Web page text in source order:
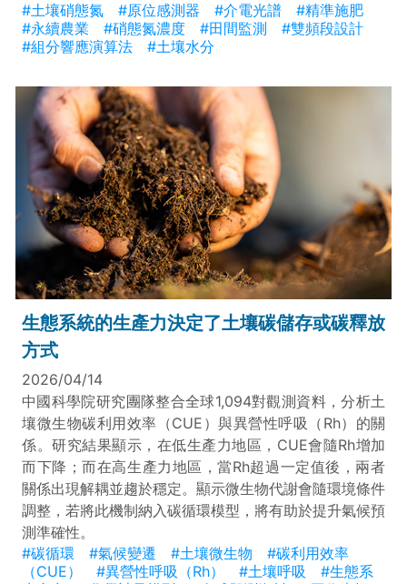
#土壤硝態氮
#原位感測器 #介電光譜
#精準施肥
#永續農業
#硝態氮濃度 #田間監測
#雙頻段設計
#組分響應演算法
#土壤水分
生態系統的生產力決定了土壤碳儲存或碳釋放
方式
2026/04/14
中國科學院研究團隊整合全球1,094對觀測資料，分析土
壤微生物碳利用效率（CUE）與異營性呼吸（Rh）的關
係。研究結果顯示，在低生產力地區，CUE會隨Rh增加
而下降；而在高生產力地區，當Rh超過一定值後，兩者
關係出現解耦並趨於穩定。顯示微生物代謝會隨環境條件
調整，若將此機制納入碳循環模型，將有助於提升氣候預
測準確性。
#碳循環
#氣候變遷 #土壤微生物
#碳利用效率
（CUE）
#異營性呼吸（Rh） #土壤呼吸
#生態系